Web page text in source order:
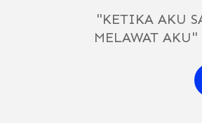
"KETIKA AKU
MELAWAT